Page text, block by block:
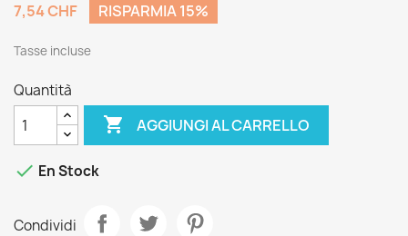
7,54 CHF
RISPARMIA 15%
Tasse incluse
Quantità
 AGGIUNGI AL CARRELLO
 En Stock
Condividi